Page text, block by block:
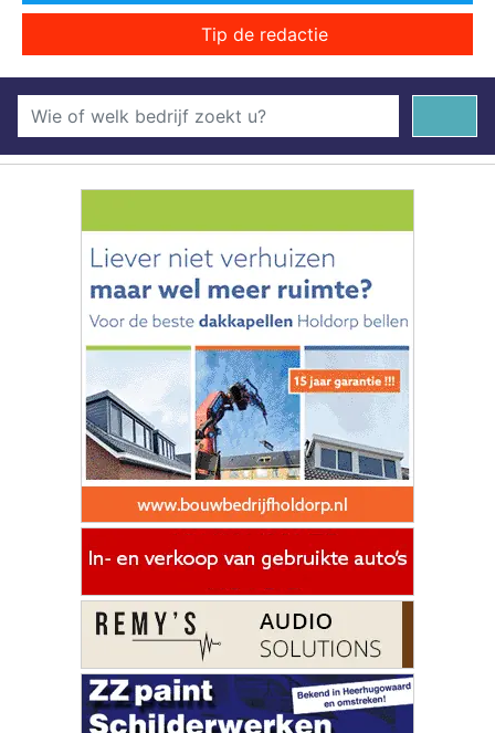
Tip de redactie